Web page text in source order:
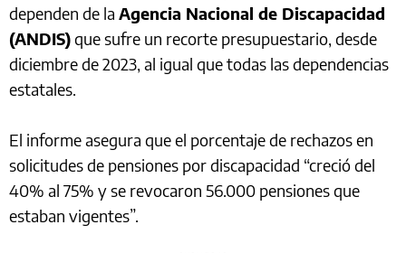
dependen de la Agencia Nacional de Discapacidad
(ANDIS)que sufre un recorte presupuestario, desde
diciembre de 2023, al igual que todas las dependencias
estatales.
El informe asegura que el porcentaje de rechazos en
solicitudes de pensiones por discapacidad “creció del
40% al 75% y se revocaron 56.000 pensiones que
estaban vigentes”.